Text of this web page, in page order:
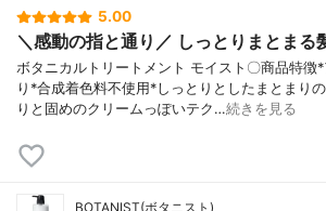
5.00
＼感動の指と通り／ しっとりまとまる
ボタニカルトリートメント モイスト〇商品特徴
り*合成着色料不使用*しっとりとしたまとまり
りと固めのクリームっぽいテク…続きを見る
BOTANIST(ボタニスト)